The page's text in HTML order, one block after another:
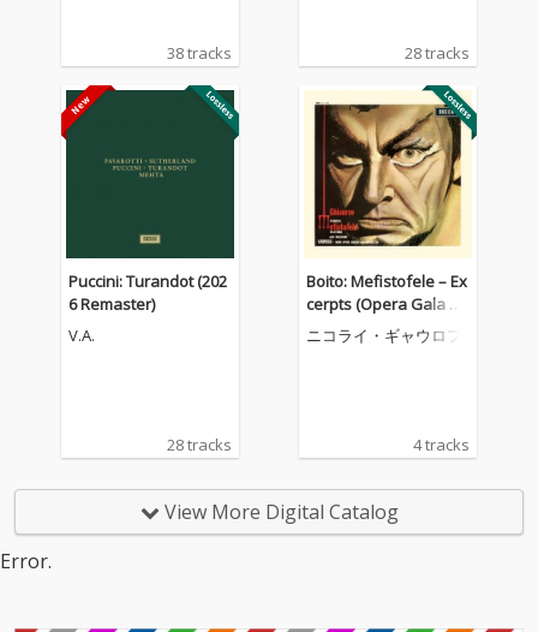
38 tracks 28 tracks
Puccini: Turandot (202
6 Remaster)
V.A.
28 tracks
Boito: Mefistofele – Ex
cerpts (Opera Gala –
Volume 4)
ニコライ・ギャウロフ
4 tracks
View More Digital Catalog
Error.